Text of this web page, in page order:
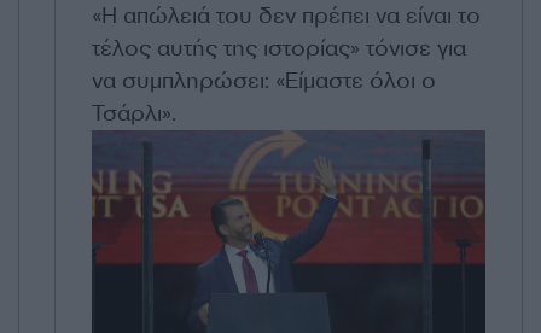
«Η απώλειά του δεν πρέπει να είναι το
τέλος αυτής της ιστορίας» τόνισε για
να συμπληρώσει: «Είμαστε όλοι ο
Τσάρλι».